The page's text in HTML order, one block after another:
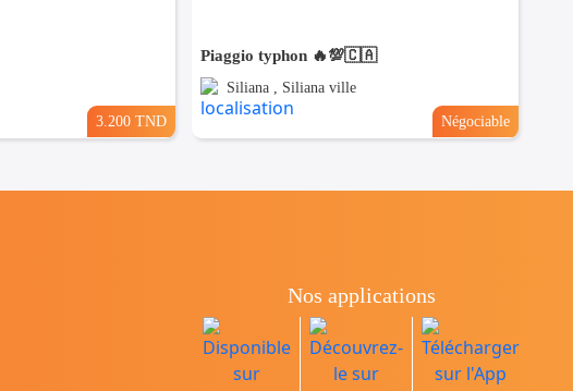
3.200 TND
Piaggio typhon 🔥💯🇨🇦
Siliana , Siliana ville
Négociable
Nos applications